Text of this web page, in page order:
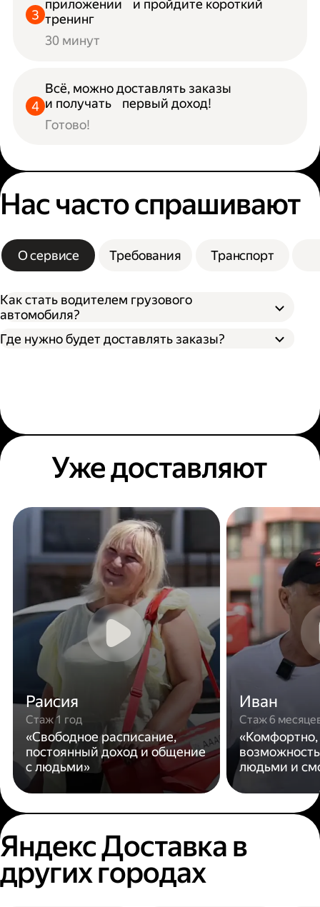
приложении и пройдите короткий
тренинг
30 минут
Всё, можно доставлять заказы
и получать первый доход!
Готово!
Нас часто спрашивают
О сервисе Требования Транспорт
Как стать водителем грузового
автомобиля?
Где нужно будет доставлять заказы?
Уже доставляют
Раисия
Стаж 1 год
«Свободное расписание,
постоянный доход и общение
с людьми»
Иван
Стаж 6
людьми и
Яндекс Доставка в
других городах